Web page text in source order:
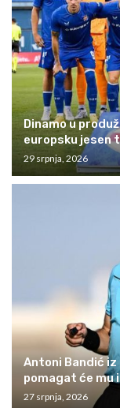
Dinamo u
europsku jesen
29 srpnja, 2026
Antoni Bandić
pomagat će mu
27 srpnja, 2026